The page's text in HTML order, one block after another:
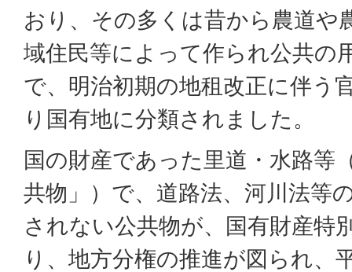
おり、その多くは昔から農道や
域住民等によって作られ公共の
で、明治初期の地租改正に伴う
り国有地に分類されました。
国の財産であった里道・水路等
共物」）で、道路法、河川法等
されない公共物が、国有財産特
り、地方分権の推進が図られ、